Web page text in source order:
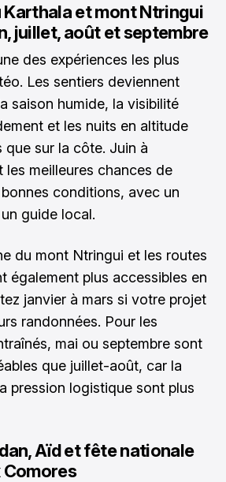
Karthala et mont Ntringui
juillet, août et septembre
des expériences les plus
Les sentiers deviennent
saison humide, la visibilité
et les nuits en altitude
que sur la côte. Juin à
les meilleures chances de
conditions, avec un
guide local.
du mont Ntringui et les routes
également plus accessibles en
janvier à mars si votre projet
randonnées. Pour les
mai ou septembre sont
que juillet-août, car la
pression logistique sont plus
Aïd et fête nationale
Comores